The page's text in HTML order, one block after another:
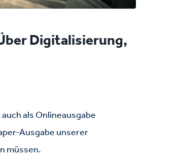
Digitalisierung,
als Onlineausgabe
Ausgabe unserer
müssen.